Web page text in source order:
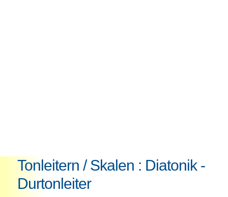
Tonleitern / Skalen : Diatonik -
Durtonleiter